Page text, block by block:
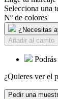
Selecciona una
Nº de colores
¿Necesitas
Añadir al carrito
¿Quieres ver el
Pedir una